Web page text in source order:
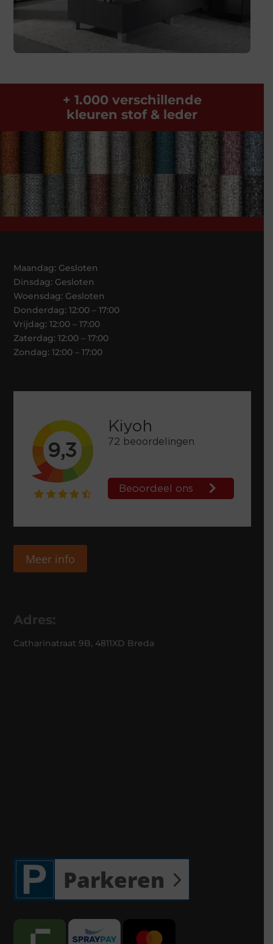
+ 1.000 verschillende
kleuren stof & leder
Maandag: Gesloten
Dinsdag: Gesloten
Woensdag: Gesloten
Donderdag: 12:00 – 17:00
Vrijdag: 12:00 – 17:00
Zaterdag: 12:00 – 17:00
Zondag: 12:00 – 17:00
Meer info
Adres:
Catharinatraat 9B, 4811XD Breda
Parkeren